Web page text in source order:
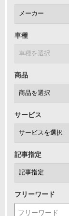
車種
商品
サービス
記事指定
フリーワード